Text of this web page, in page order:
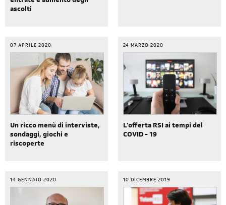
ascolti
07 APRILE 2020
Un ricco menù di interviste,
sondaggi, giochi e
riscoperte
24 MARZO 2020
L'offerta RSI ai tempi del
COVID - 19
14 GENNAIO 2020 10 DICEMBRE 2019